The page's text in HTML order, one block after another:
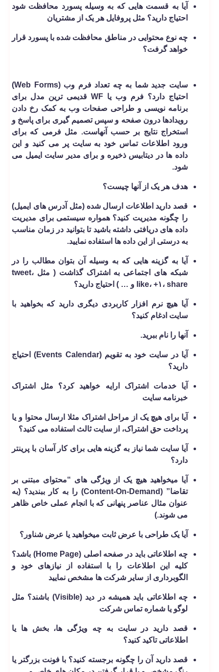
آیا به قسمت هایی که به وسیله پسورد محافظت شود
احتیاج دارید؟ مثل پروفایل هر یک از مشتریان
چه نوع محتوایی در مناطق محافظت شده با پسورد قرار
خواهد گرفت؟
سایت جدید شما به چه تعداد فرم وب (Web Forms)
احتیاج دارد؟ فرم وب یا WF قدیمی ترین مدل برای
برنامه نویسی و طراحی صفحات وب به کمک رخ دادن
رویدادها درون صفحه و سپس تصمیم گیری برای پاسخ و
استخراج نتایج بر حسب آنهاست. مثل فرمی که برای
ورود اطلاعات تماس خود به سایت پر می کنید و این
داده ها در دیتابیس ذخیره و برای مدیر سایت ایمیل می
شود.
هدف هر یک از آنها چیست؟
قصد دارید اطلاعات ارسال شده (مثل آدرس های ایمیل)
را چگونه مدیریت کنید؟ همواره سیستمی برای مدیریت
داده های دریافتی داشته باشید تا بتوانید در زمان مناسب
به درستی از این داده ها استفاده نمایید.
آیا به گزینه هایی که به وسیله آن بتوان مطالب را در
شبکه های اجتماعی به اشتراک گذاشت ( مثل tweet،
like، +۱، share و … ) احتیاج دارید؟
آیا هیچ نرم ­افزار کاربردی دیگری دارید که بخواهید با
سایت ادغام کنید؟
آنها را نام ببرید.
آیا در سایت خود به تقویم (Events Calendar) احتیاج
دارید؟
آیا خدمات اشتراک ارایه خواهید کرد؟ مثل اشتراک
خبرنامه سایت
آیا برای هیچ یک از مراحل اشتراک مثلا ارسال محتوا و یا
پرداخت حق اشتراک، از سایت ثالث استفاده می ­کنید؟
آیا سایت شما نیاز به گزینه ­هایی برای کار آسان با پرینتر
دارد؟
آیا می­خواهید هیچ یک از ویژگی­ های “محتوای مبتنی بر
تقاضا” (Content-On-Demand) را به کار ببندید؟ (به
عنوان مثال عناصر پنهانی که با انجام عملی خاص ظاهر
می­ شوند.)
آیا یک طراحی با عرض ثابت می­خواهید یا عرض شناور؟
چه اطلاعاتی باید در صفحه اصلی (Home Page) باشد؟
کلیه این اطلاعات را با استفاده از نیازهای خود و
الگوبرداری از سایر شرکت ها مشخص نمایید
چه اطلاعاتی باید همیشه در دید (Visible) باشند؟ مثل
لوگو یا شماره تماس شرکت
قصد دارید در سایت به چه ویژگی ­ها، بخش ها یا
اطلاعاتی تاکید کنید؟
قصد دارید آن را چگونه برجسته کنید؟ با فونت بزرگتر یا